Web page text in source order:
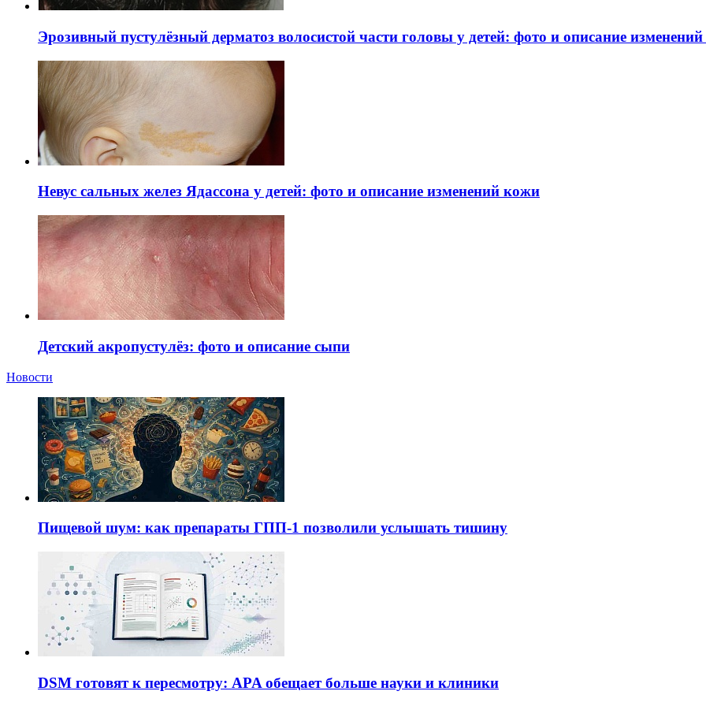
Эрозивный пустулёзный дерматоз волосистой части головы у детей: фото и описание
Невус сальных желез Ядассона у детей: фото и описание изменений кожи
Детский акропустулёз: фото и описание сыпи
Новости
Пищевой шум: как препараты ГПП-1 позволили услышать тишину
DSM готовят к пересмотру: APA обещает больше науки и клиники